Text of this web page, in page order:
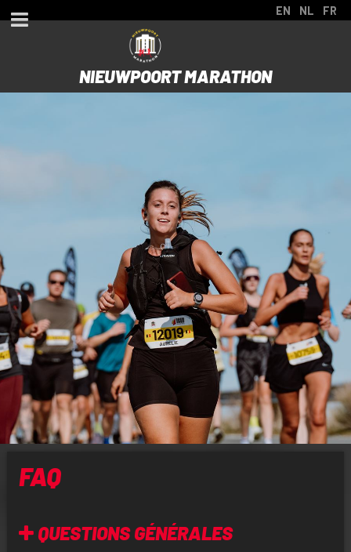
EN NL FR
NIEUWPOORT MARATHON
FAQ
QUESTIONS GÉNÉRALES